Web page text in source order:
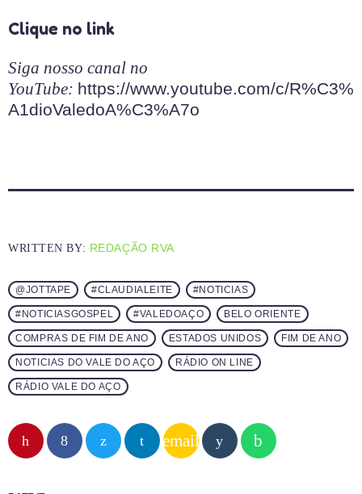
Clique no link
Siga nosso canal no
YouTube: https://www.youtube.com/c/R%C3%
A1dioValedoA%C3%A7o
WRITTEN BY: REDAÇÃO RVA
@JOTTAPE #CLAUDIALEITE #NOTICIAS
#NOTICIASGOSPEL #VALEDOAÇO BELO ORIENTE
COMPRAS DE FIM DE ANO ESTADOS UNIDOS FIM DE ANO
NOTICIAS DO VALE DO AÇO RÁDIO ON LINE
RÁDIO VALE DO AÇO
email